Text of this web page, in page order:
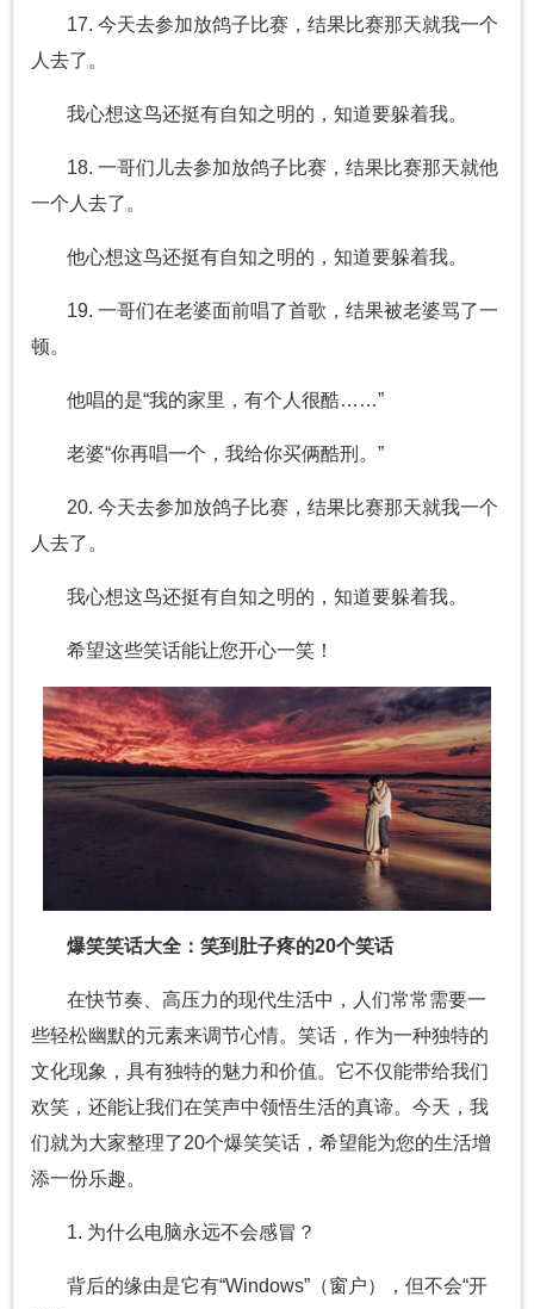
17. 今天去参加放鸽子比赛，结果比赛那天就我一个
人去了。
我心想这鸟还挺有自知之明的，知道要躲着我。
18. 一哥们儿去参加放鸽子比赛，结果比赛那天就他
一个人去了。
他心想这鸟还挺有自知之明的，知道要躲着我。
19. 一哥们在老婆面前唱了首歌，结果被老婆骂了一
顿。
他唱的是“我的家里，有个人很酷……”
老婆“你再唱一个，我给你买俩酷刑。”
20. 今天去参加放鸽子比赛，结果比赛那天就我一个
人去了。
我心想这鸟还挺有自知之明的，知道要躲着我。
希望这些笑话能让您开心一笑！
爆笑笑话大全：笑到肚子疼的20个笑话
在快节奏、高压力的现代生活中，人们常常需要一
些轻松幽默的元素来调节心情。笑话，作为一种独特的
文化现象，具有独特的魅力和价值。它不仅能带给我们
欢笑，还能让我们在笑声中领悟生活的真谛。今天，我
们就为大家整理了20个爆笑笑话，希望能为您的生活增
添一份乐趣。
1. 为什么电脑永远不会感冒？
背后的缘由是它有“Windows”（窗户），但不会“开